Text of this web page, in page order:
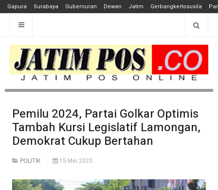
Gapura Surabaya Gubernuran Dewan Jatim Gerbangkertosusila
Pemilu 2024, Partai Golkar Optimis
Tambah Kursi Legislatif Lamongan,
Demokrat Cukup Bertahan
POLITIK 15 Mei 2023